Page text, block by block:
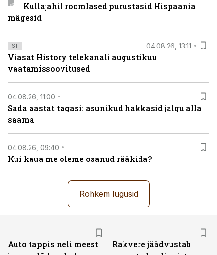
Kullajahil roomlased purustasid Hispaania
mägesid
ST 04.08.26, 13:11
Viasat History telekanali augustikuu
vaatamissoovitused
04.08.26, 11:00
Sada aastat tagasi: asunikud hakkasid jalgu alla
saama
04.08.26, 09:40
Kui kaua me oleme osanud rääkida?
Rohkem lugusid
Auto tappis neli meest
Rakvere jäädvustab